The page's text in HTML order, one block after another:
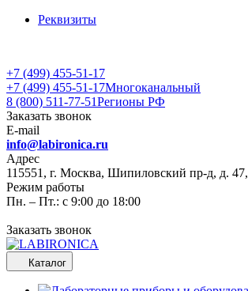
Реквизиты
+7 (499) 455-51-17
+7 (499) 455-51-17Многоканальный
8 (800) 511-77-51Регионы РФ
Заказать звонок
E-mail
info@labironica.ru
Адрес
115551, г. Москва, Шипиловский пр-д, д.
Режим работы
Пн. – Пт.: с 9:00 до 18:00
Заказать звонок
Каталог